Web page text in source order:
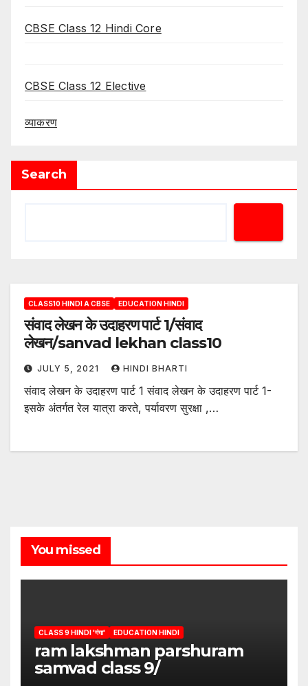
CBSE Class 12 Hindi Core
CBSE Class 12 Elective
व्याकरण
Search
CLASS10 HINDI A CBSE EDUCATION HINDI
संवाद लेखन के उदाहरण पार्ट 1/संवाद
लेखन/sanvad lekhan class10
JULY 5, 2021 HINDI BHARTI
संवाद लेखन के उदाहरण पार्ट 1 संवाद लेखन के उदाहरण पार्ट 1-
इसके अंतर्गत रेल यात्रा करते, पर्यावरण सुरक्षा ,…
You missed
CLASS 9 HINDI 'गंगा' EDUCATION HINDI
ram lakshman parshuram
samvad class 9/